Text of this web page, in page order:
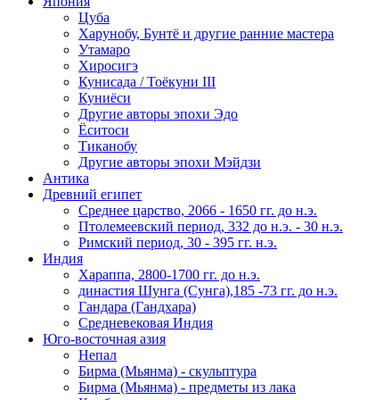
Цуба
Харунобу, Бунтё и другие ранние мастера
Утамаро
Хиросигэ
Кунисада / Тоёкуни III
Куниёси
Другие авторы эпохи Эдо
Ёситоси
Тиканобу
Другие авторы эпохи Мэйдзи
Антика
Древний египет
Среднее царство, 2066 - 1650 гг. до н.э.
Птолемеевский период, 332 до н.э. - 30 н.э.
Римский период, 30 - 395 гг. н.э.
Индия
Хараппа, 2800-1700 гг. до н.э.
династия Шунга (Сунга),185 -73 гг. до н.э.
Гандара (Гандхара)
Средневековая Индия
Юго-восточная азия
Непал
Бирма (Мьянма) - скульптура
Бирма (Мьянма) - предметы из лака